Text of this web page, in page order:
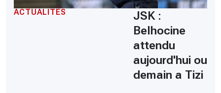
ACTUALITÉS
JSK :
Belhocine
attendu
aujourd'hui ou
demain a Tizi